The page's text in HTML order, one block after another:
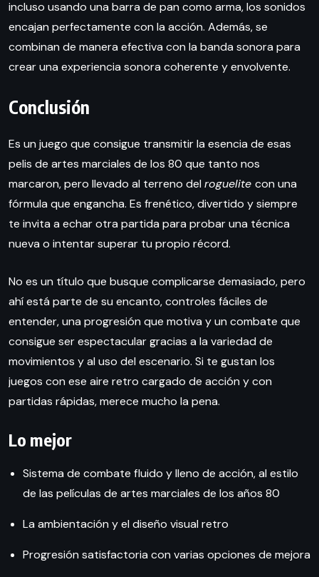
incluso usando una barra de pan como arma, los sonidos
encajan perfectamente con la acción. Además, se
combinan de manera efectiva con la banda sonora para
crear una experiencia sonora coherente y envolvente.
Conclusión
Es un juego que consigue transmitir la esencia de esas
pelis de artes marciales de los 80 que tanto nos
marcaron, pero llevado al terreno del roguelite con una
fórmula que engancha. Es frenético, divertido y siempre
te invita a echar otra partida para probar una técnica
nueva o intentar superar tu propio récord.
No es un título que busque complicarse demasiado, pero
ahí está parte de su encanto, controles fáciles de
entender, una progresión que motiva y un combate que
consigue ser espectacular gracias a la variedad de
movimientos y al uso del escenario. Si te gustan los
juegos con ese aire retro cargado de acción y con
partidas rápidas, merece mucho la pena.
Lo mejor
Sistema de combate fluido y lleno de acción, al estilo
de las películas de artes marciales de los años 80
La ambientación y el diseño visual retro
Progresión satisfactoria con varias opciones de mejora